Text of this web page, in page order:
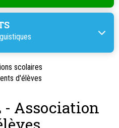
scolaires
d'élèves
- Association